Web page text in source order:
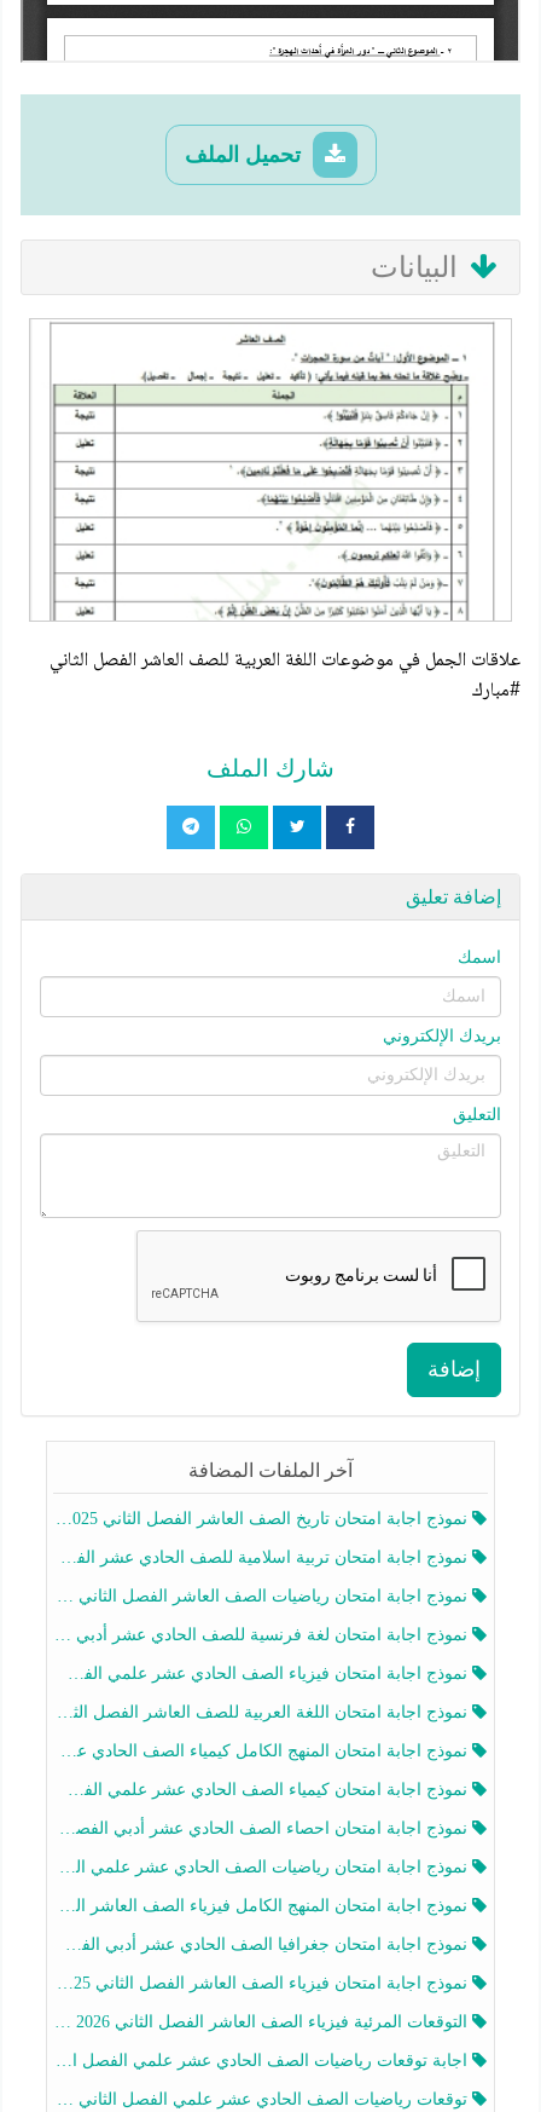
تحميل الملف
البيانات
علاقات الجمل في موضوعات اللغة العربية للصف العاشر الفصل الثاني
#مبارك
شارك الملف
إضافة تعليق
اسمك
بريدك الإلكتروني
التعليق
إضافة
آخر الملفات المضافة
نموذج اجابة امتحان تاريخ الصف العاشر الفصل الثاني 2025-2026
نموذج اجابة امتحان تربية اسلامية للصف الحادي عشر الفصل الثاني 2025-2026
نموذج اجابة امتحان رياضيات الصف العاشر الفصل الثاني 2025-2026
نموذج اجابة امتحان لغة فرنسية للصف الحادي عشر أدبي الفصل الثاني 2025-2026
نموذج اجابة امتحان فيزياء الصف الحادي عشر علمي الفصل الثاني 2025-2026
نموذج اجابة امتحان اللغة العربية للصف العاشر الفصل الثاني 2025-2026
نموذج اجابة امتحان المنهج الكامل كيمياء الصف الحادي عشر علمي الفصل الثاني 2025-2026
نموذج اجابة امتحان كيمياء الصف الحادي عشر علمي الفصل الثاني 2025-2026
نموذج اجابة امتحان احصاء الصف الحادي عشر أدبي الفصل الثاني 2025-2026
نموذج اجابة امتحان رياضيات الصف الحادي عشر علمي الفصل الثاني 2025-2026
نموذج اجابة امتحان المنهج الكامل فيزياء الصف العاشر الفصل الثاني 2025-2026
نموذج اجابة امتحان جغرافيا الصف الحادي عشر أدبي الفصل الثاني 2025-2026
نموذج اجابة امتحان فيزياء الصف العاشر الفصل الثاني 2025-2026
التوقعات المرئية فيزياء الصف العاشر الفصل الثاني 2026 أ هيثم الليثي
اجابة توقعات رياضيات الصف الحادي عشر علمي الفصل الثاني 2025-2026 أ عمرو فايز
توقعات رياضيات الصف الحادي عشر علمي الفصل الثاني 2025-2026 أ عمرو فايز